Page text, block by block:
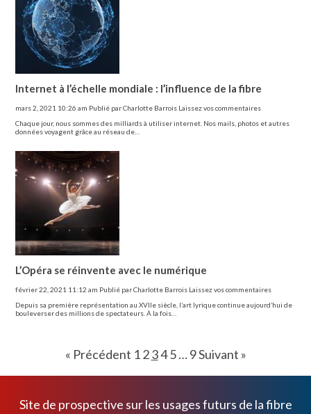
Internet à l’échelle mondiale : l’influence de la fibre
mars 2, 2021 10:26 am Publié parCharlotte Barrois Laissez vos commentaires
Chaque jour, nous sommes des milliards à utiliser internet. Nos mails, photos et autres
données voyagent grâce au réseau de…
L’Opéra se réinvente avec le numérique
février 22, 2021 11:12 am Publié parCharlotte Barrois Laissez vos commentaires
Depuis sa première représentation au XVIIe siècle, l’art lyrique continue aujourd’hui de
bouleverser des millions de spectateurs. À la fois…
« Précédent 1 2 34 5 … 9Suivant »
Site de prospective sur les usages futurs de la fibre